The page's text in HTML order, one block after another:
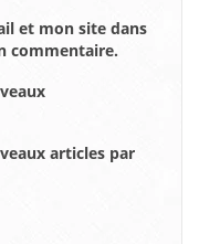
et mon site dans
commentaire.
articles par